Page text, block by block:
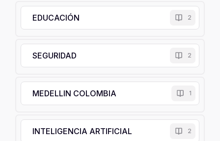
EDUCACIÓN 2
SEGURIDAD 2
MEDELLIN COLOMBIA 1
INTELIGENCIA ARTIFICIAL 2